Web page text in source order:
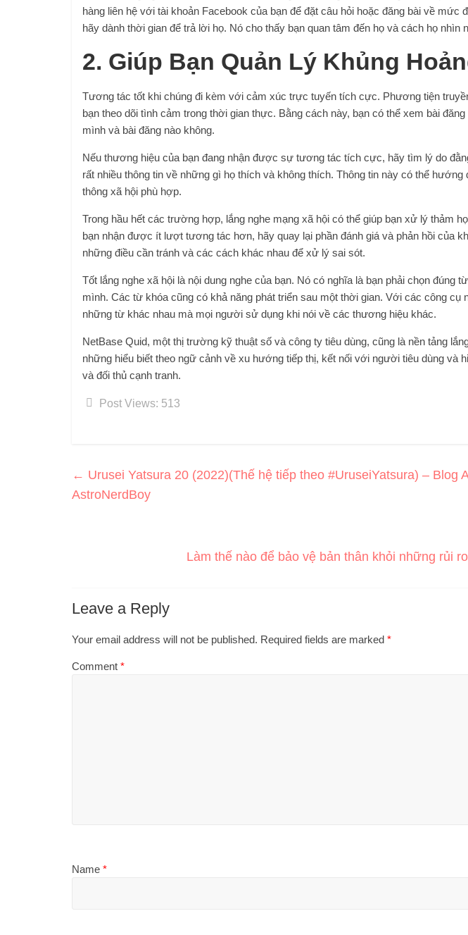
hàng liên hệ với tài khoản Facebook của bạn để đặt câu hỏi hoặc đăng bài về mức
hãy dành thời gian để trả lời họ. Nó cho thấy bạn quan tâm đến họ và cách họ nhìn
2. Giúp Bạn Quản Lý Khủng
Tương tác tốt khi chúng đi kèm với cảm xúc trực tuyến tích cực. Phương tiện
bạn theo dõi tình cảm trong thời gian thực. Bằng cách này, bạn có thể xem bài
mình và bài đăng nào không.
Nếu thương hiệu của bạn đang nhận được sự tương tác tích cực, hãy tìm lý do
rất nhiều thông tin về những gì họ thích và không thích. Thông tin này có thể
thông xã hội phù hợp.
Trong hầu hết các trường hợp, lắng nghe mạng xã hội có thể giúp bạn xử lý thảm
bạn nhận được ít lượt tương tác hơn, hãy quay lại phần đánh giá và phản hồi của
những điều cần tránh và các cách khác nhau để xử lý sai sót.
Tốt lắng nghe xã hội là nội dung nghe của bạn. Nó có nghĩa là bạn phải chọn đúng
mình. Các từ khóa cũng có khả năng phát triển sau một thời gian. Với các công cụ
những từ khác nhau mà mọi người sử dụng khi nói về các thương hiệu khác.
NetBase Quid, một thị trường kỹ thuật số và công ty tiêu dùng, cũng là nền tảng
những hiểu biết theo ngữ cảnh về xu hướng tiếp thị, kết nối với người tiêu dùng và
và đối thủ cạnh tranh.
Post Views: 513
← Urusei Yatsura 20 (2022)(Thế hệ tiếp theo #UruseiYatsura) – Blog
AstroNerdBoy
Làm thế nào để bảo vệ bản thân khỏi những rủi
Leave a Reply
Your email address will not be published. Required fields are marked *
Comment *
Name *